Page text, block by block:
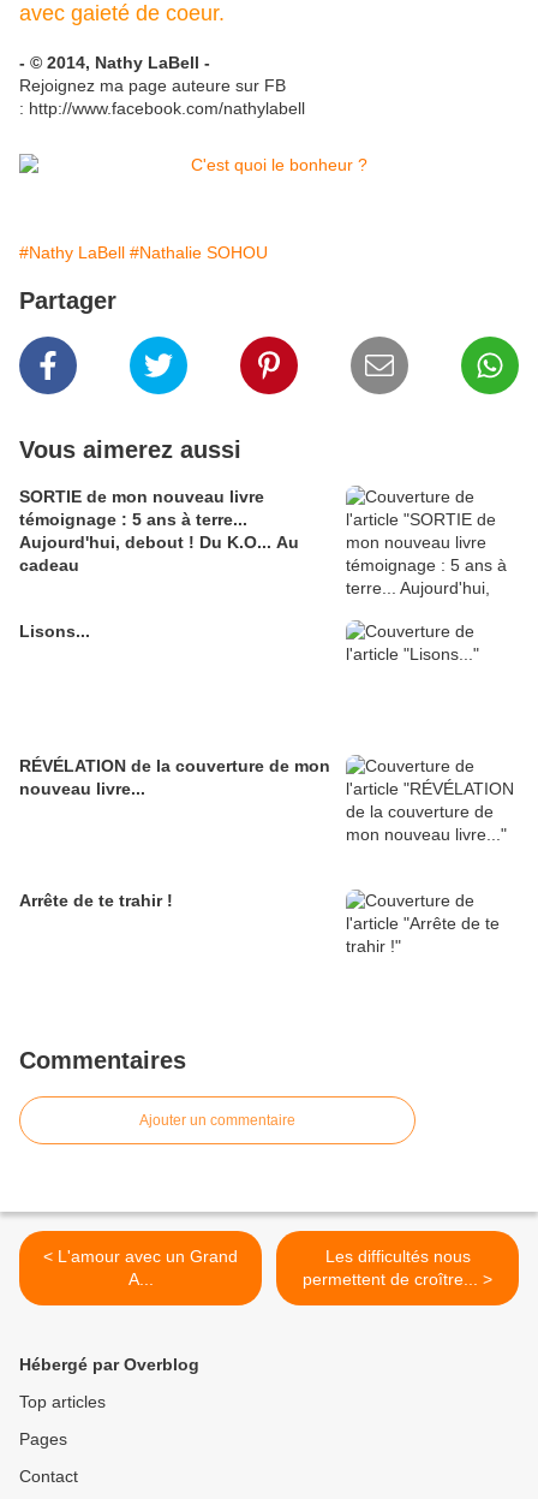
avec gaieté de coeur.
- © 2014, Nathy LaBell -
Rejoignez ma page auteure sur FB
: http://www.facebook.com/nathylabell
#Nathy LaBell #Nathalie SOHOU
Partager
Vous aimerez aussi
SORTIE de mon nouveau livre
témoignage : 5 ans à terre...
Aujourd'hui, debout ! Du K.O... Au
cadeau
Lisons...
RÉVÉLATION de la couverture de mon
nouveau livre...
Arrête de te trahir !
Commentaires
Ajouter un commentaire
< L'amour avec un Grand
A...
Les difficultés nous
permettent de croître... >
Hébergé par Overblog
Top articles
Pages
Contact